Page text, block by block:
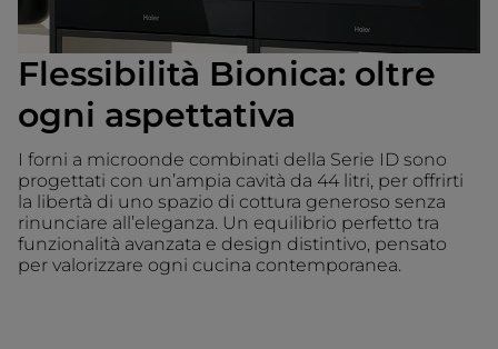
Flessibilità Bionica: oltre
ogni aspettativa
I forni a microonde combinati della Serie ID sono
progettati con un’ampia cavità da 44 litri, per offrirti
la libertà di uno spazio di cottura generoso senza
rinunciare all’eleganza. Un equilibrio perfetto tra
funzionalità avanzata e design distintivo, pensato
per valorizzare ogni cucina contemporanea.